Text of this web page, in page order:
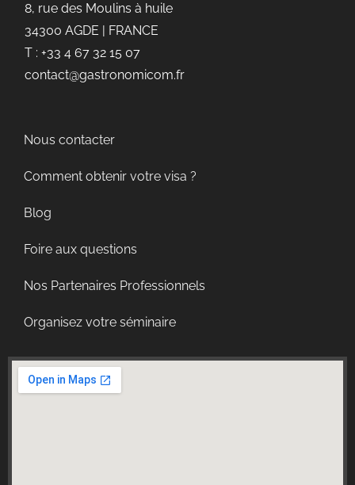
8, rue des Moulins à huile
34300 AGDE | FRANCE
T : +33 4 67 32 15 07
contact@gastronomicom.fr
Nous contacter
Comment obtenir votre visa ?
Blog
Foire aux questions
Nos Partenaires Professionnels
Organisez votre séminaire